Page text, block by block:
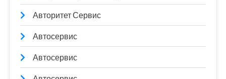
Авторитет Сервис
Автосервис
Автосервис